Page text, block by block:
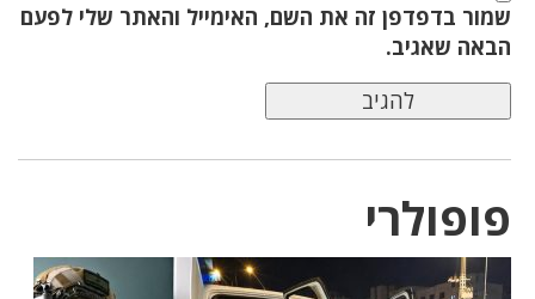
שמור בדפדפן זה את השם, האימייל והאתר שלי לפעם
הבאה שאגיב.
פופולרי